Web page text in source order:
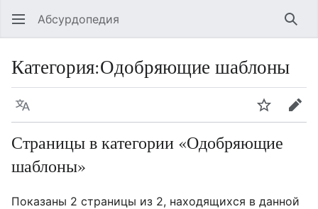
Абсурдопедия
Категория:Одобряющие шаблоны
Язык
Страницы в категории «Одобряющие
шаблоны»
Показаны 2 страницы из 2, находящихся в данной